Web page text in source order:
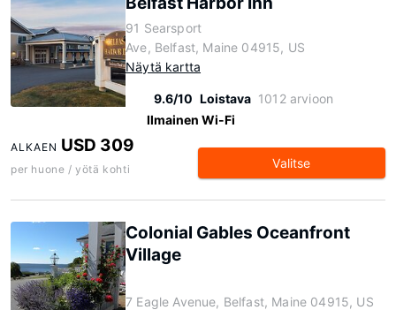
91 Searsport
Ave, Belfast, Maine 04915, US
Näytä kartta
9.6/10 Loistava 1012 arvioon
Ilmainen Wi-Fi
ALKAEN USD 309
per huone / yötä kohti Valitse
Colonial Gables Oceanfront
Village
7 Eagle Avenue, Belfast, Maine 04915, US